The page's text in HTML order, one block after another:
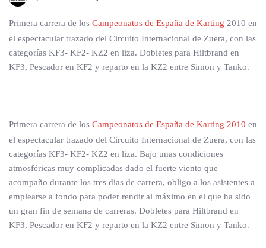
Primera carrera de los Campeonatos de España de Karting 2010 en
el espectacular trazado del Circuito Internacional de Zuera, con las
categorías KF3- KF2- KZ2 en liza. Dobletes para Hiltbrand en
KF3, Pescador en KF2 y reparto en la KZ2 entre Simon y Tanko.
Primera carrera de los Campeonatos de España de Karting 2010 en
el espectacular trazado del Circuito Internacional de Zuera, con las
categorías KF3- KF2- KZ2 en liza. Bajo unas condiciones
atmosféricas muy complicadas dado el fuerte viento que
acompaño durante los tres días de carrera, obligo a los asistentes a
emplearse a fondo para poder rendir al máximo en el que ha sido
un gran fin de semana de carreras. Dobletes para Hiltbrand en
KF3, Pescador en KF2 y reparto en la KZ2 entre Simon y Tanko.